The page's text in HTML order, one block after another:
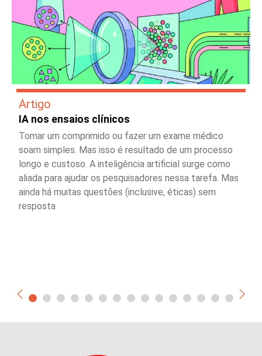
Artigo
IA nos ensaios clínicos
Tomar um comprimido ou fazer um exame médico
soam simples. Mas isso é resultado de um processo
longo e custoso. A inteligência artificial surge como
aliada para ajudar os pesquisadores nessa tarefa. Mas
ainda há muitas questões (inclusive, éticas) sem
resposta